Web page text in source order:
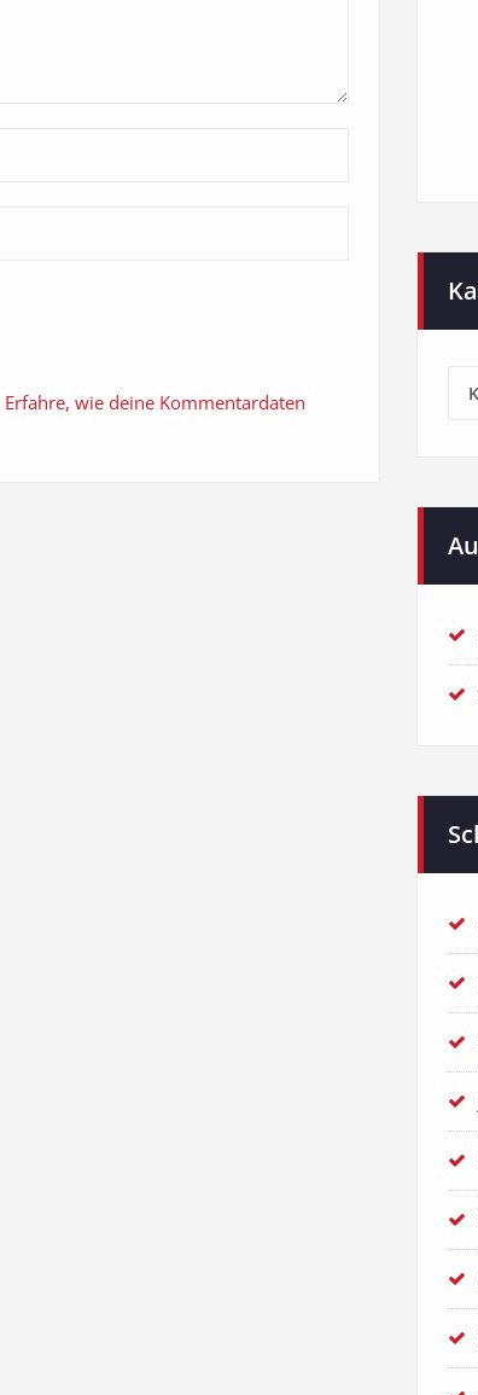
Erfahre, wie deine Kommentardaten